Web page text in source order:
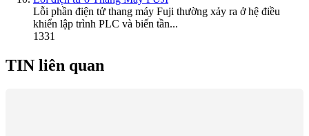
Lỗi phần điện tử thang máy Fuji thường xảy ra ở hệ điều
khiển lập trình PLC và biến tần...
1331
TIN liên quan